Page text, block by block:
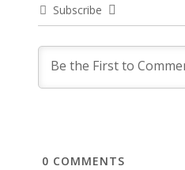
Subscribe
0 COMMENTS